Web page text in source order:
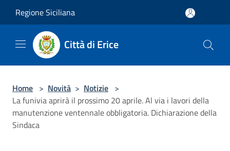
Regione Siciliana
Città di Erice
Home > Novità > Notizie >
La funivia aprirà il prossimo 20 aprile. Al via i lavori della
manutenzione ventennale obbligatoria. Dichiarazione della
Sindaca